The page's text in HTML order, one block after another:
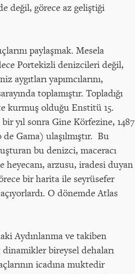
değil, görece az geliştiği
paylaşmak. Mesela
Portekizli denizcileri değil,
yapımcılarını,
toplamıştır. Topladığı
kurmuş olduğu Enstitü 15.
yıl sonra Gine Körfezine, 1487
Gama) ulaşılmıştır. Bu
bu denizci, maceracı
arzusu, iradesi duyan
bir harita ile seyrüsefer
O dönemde Atlas
Aydınlanma ve takiben
bireysel dehaları
icadına muktedir